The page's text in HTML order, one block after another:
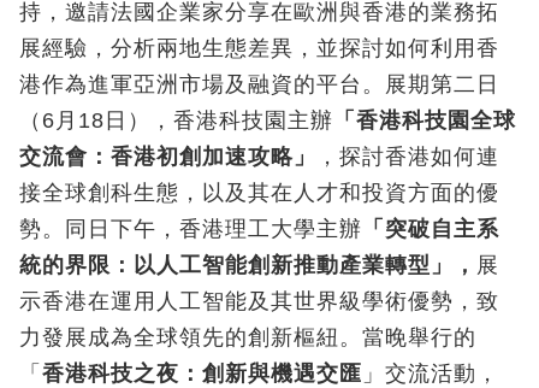
持，邀請法國企業家分享在歐洲與香港的業務拓
展經驗，分析兩地生態差異，並探討如何利用香
港作為進軍亞洲市場及融資的平台。展期第二日
（6月18日），香港科技園主辦 「香港科技園全球
交流會：香港初創加速攻略」
，探討香港如何連
接全球創科生態，以及其在人才和投資方面的優
勢。同日下午，香港理工大學主辦 「突破自主系
統的界限：以人工智能創新推動產業轉型」， 展
示香港在運用人工智能及其世界級學術優勢，致
力發展成為全球領先的創新樞紐。當晚舉行的
「 香港科技之夜：創新與機遇交匯 」交流活動，